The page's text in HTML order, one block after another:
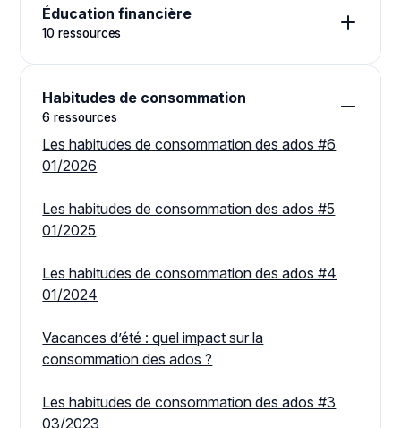
Éducation financière
10 ressources
Argent de poche : les inégalités entre garçons et
L’argent de poche des adolescents #6 09/2025
Le rapport des ados à l’éducation financière
Argent de poche : les inégalités entre garçons et
L’argent de poche des adolescents #5 09/2024
Argent de poche : les inégalités entre garçons et
filles #3 03/2024
L’argent de poche des adolescents #4 09/2023
Habitudes de consommation
6 ressources
Les habitudes de consommation des ados #6
01/2026
Les habitudes de consommation des ados #5
01/2025
Les habitudes de consommation des ados #4
01/2024
Vacances d’été : quel impact sur la
consommation des ados ?
Les habitudes de consommation des ados #3
03/2023